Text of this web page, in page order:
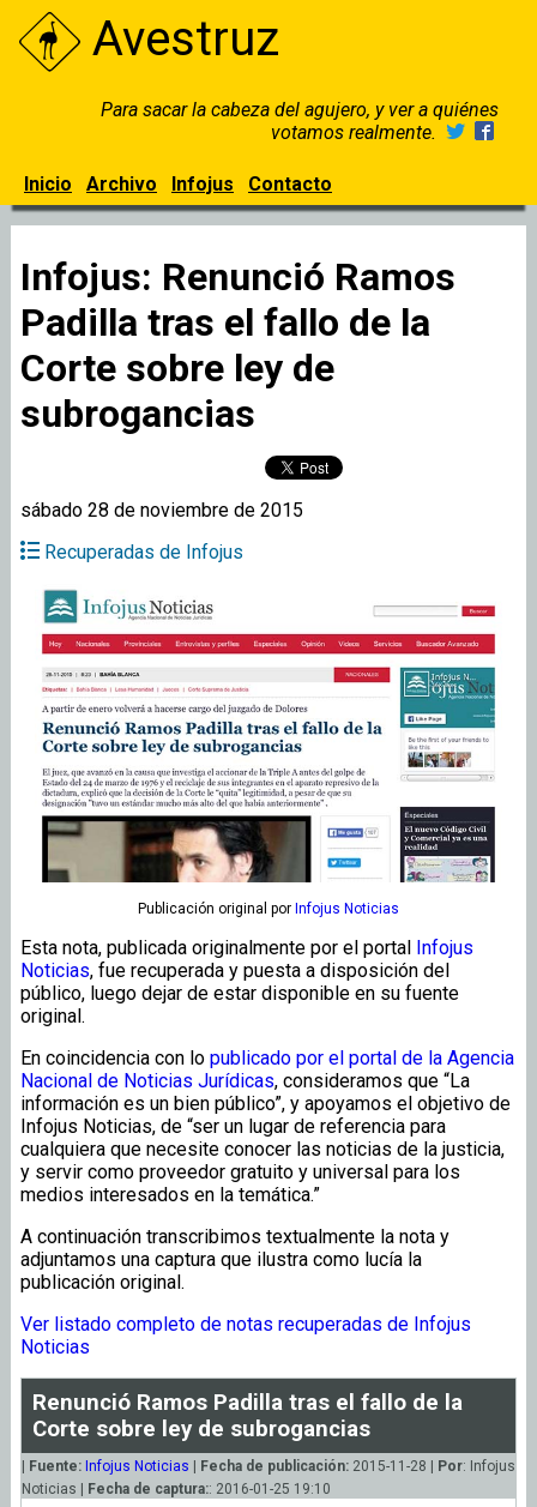
Avestruz
Para sacar la cabeza del agujero, y ver a quiénes
votamos realmente.
Inicio Archivo Infojus Contacto
Infojus: Renunció Ramos
Padilla tras el fallo de la
Corte sobre ley de
subrogancias
sábado 28 de noviembre de 2015
Recuperadas de Infojus
Publicación original por Infojus Noticias
Esta nota, publicada originalmente por el portal Infojus
Noticias, fue recuperada y puesta a disposición del
público, luego dejar de estar disponible en su fuente
original.
En coincidencia con lo publicado por el portal de la Agencia
Nacional de Noticias Jurídicas, consideramos que “La
información es un bien público”, y apoyamos el objetivo de
Infojus Noticias, de “ser un lugar de referencia para
cualquiera que necesite conocer las noticias de la justicia,
y servir como proveedor gratuito y universal para los
medios interesados en la temática.”
A continuación transcribimos textualmente la nota y
adjuntamos una captura que ilustra como lucía la
publicación original.
Ver listado completo de notas recuperadas de Infojus
Noticias
Renunció Ramos Padilla tras el fallo de la
Corte sobre ley de subrogancias
Fuente: Infojus Noticias Fecha de publicación: 2015-11-28 | Por: Infojus
Noticias |
Fecha de captura:: 2016-01-25 19:10